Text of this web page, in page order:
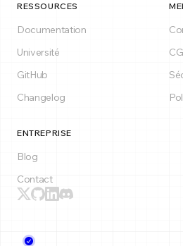
RESSOURCES
Documentation
Université
GitHub
Changelog
ENTREPRISE
Blog
Contact